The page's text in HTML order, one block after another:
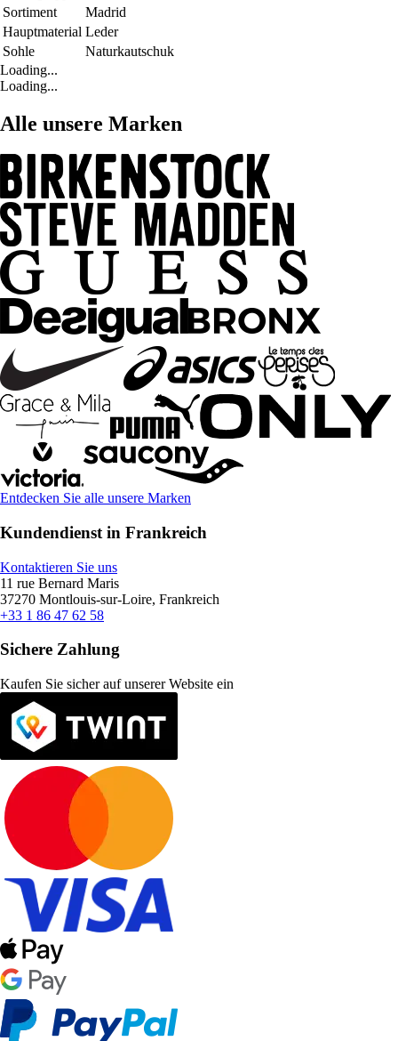
Sortiment
Madrid
Hauptmaterial Leder
Sohle
Naturkautschuk
Loading...
Loading...
Alle unsere Marken
Entdecken Sie alle unsere Marken
Kundendienst in Frankreich
Kontaktieren Sie uns
11 rue Bernard Maris
37270 Montlouis-sur-Loire, Frankreich
+33 1 86 47 62 58
Sichere Zahlung
Kaufen Sie sicher auf unserer Website ein